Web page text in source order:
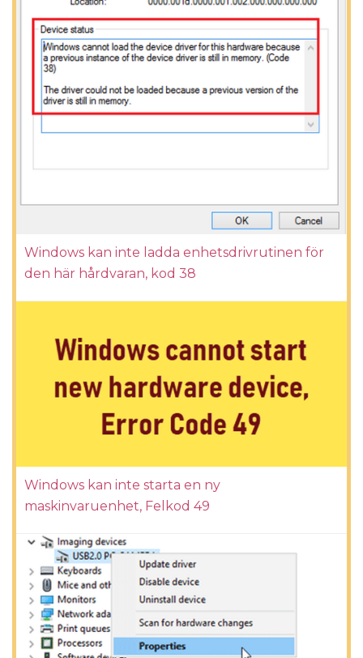
Windows kan inte ladda enhetsdrivrutinen för
den här hårdvaran, kod 38
Windows kan inte starta en ny
maskinvaruenhet, Felkod 49